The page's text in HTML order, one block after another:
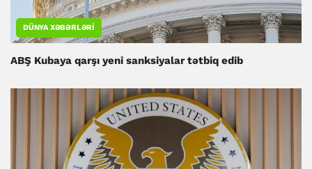
DÜNYA XƏBƏRLƏRI
ABŞ Kubaya qarşı yeni sanksiyalar tətbiq edib